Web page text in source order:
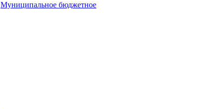
Муниципальное бюджетное